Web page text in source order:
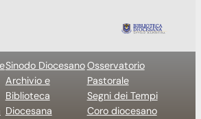
Sinodo Diocesano
Archivio e
Biblioteca
Diocesana
Osservatorio
Pastorale
Segni dei Tempi
Coro diocesano